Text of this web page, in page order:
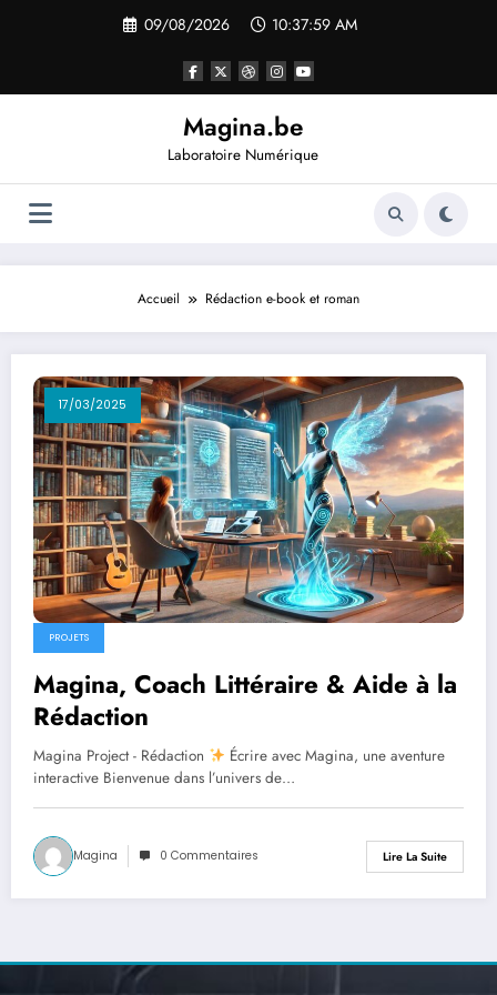
09/08/2026 10:37:59 AM
Magina.be
Laboratoire Numérique
Accueil Rédaction e-book et roman
17/03/2025
PROJETS
Magina, Coach Littéraire & Aide à la
Rédaction
Magina Project - Rédaction
Écrire avec Magina, une aventure
interactive Bienvenue dans l’univers de…
Magina 0 Commentaires Lire La Suite